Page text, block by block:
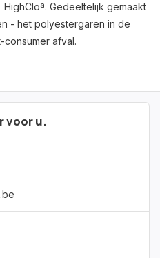
HighCloª. Gedeeltelijk gemaakt
- het polyestergaren in de
consumer afval.
voor u.